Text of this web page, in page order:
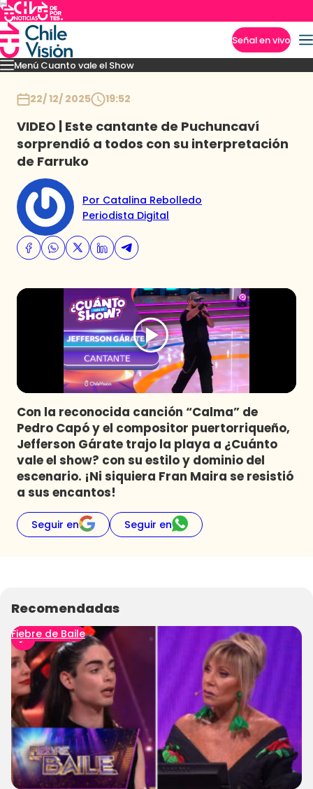
Señal en vivo
Menú Cuanto vale el Show
Momentos Presentaciones Capítulos Casting Noticias
22/ 12/ 2025 19:52
VIDEO | Este cantante de Puchuncaví
sorprendió a todos con su interpretación
de Farruko
Por Catalina Rebolledo
Periodista Digital
Con la reconocida canción “Calma” de
Pedro Capó y el compositor puertorriqueño,
Jefferson Gárate trajo la playa a ¿Cuánto
vale el show? con su estilo y dominio del
escenario. ¡Ni siquiera Fran Maira se resistió
a sus encantos!
Seguir en Seguir en
Recomendadas
Fiebre de Baile
Imperdibles
Programas
Club De La Comedia
Contigo en Directo
Plan Perfecto
El Tiempo
Sabingo
Todos Los Programas